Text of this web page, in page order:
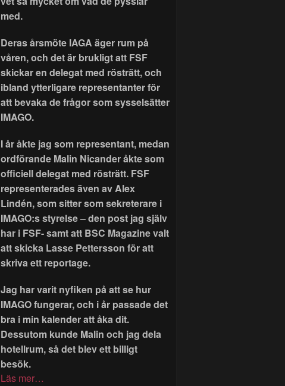
med.
Deras årsmöte IAGA äger rum på
våren, och det är brukligt att FSF
skickar en delegat med rösträtt, och
ibland ytterligare representanter för
att bevaka de frågor som sysselsätter
IMAGO.
I år åkte jag som representant, medan
ordförande Malin Nicander åkte som
officiell delegat med rösträtt. FSF
representerades även av Alex
Lindén, som sitter som sekreterare i
IMAGO:s styrelse – den post jag själv
har i FSF- samt att BSC Magazine valt
att skicka Lasse Pettersson för att
skriva ett reportage.
Jag har varit nyfiken på att se hur
IMAGO fungerar, och i år passade det
bra i min kalender att åka dit.
Dessutom kunde Malin och jag dela
hotellrum, så det blev ett billigt
besök.
Läs mer…